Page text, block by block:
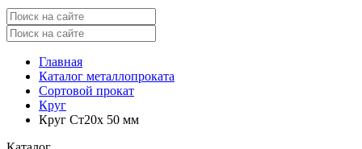
Главная
Каталог металлопроката
Сортовой прокат
Круг
Круг Ст20х 50 мм